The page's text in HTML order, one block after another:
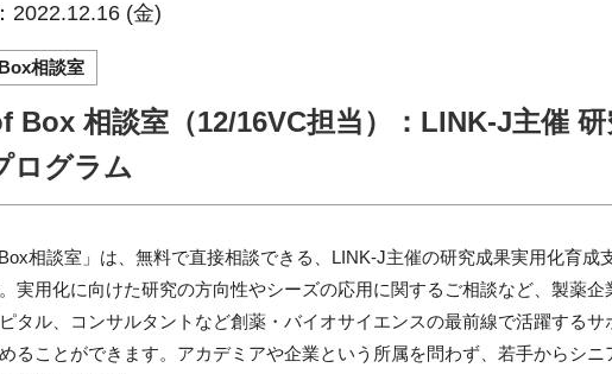
2022.12.16 (金)
相談室
Box 相談室（12/16VC担当）：LINK-J主催
ログラム
Box相談室」は、無料で直接相談できる、LINK-J主催の研究成果実用化育成
実用化に向けた研究の方向性やシーズの応用に関するご相談など、製薬企
タル、コンサルタントなど創薬・バイオサイエンスの最前線で活躍するサ
ることができます。アカデミアや企業という所属を問わず、若手からシニ